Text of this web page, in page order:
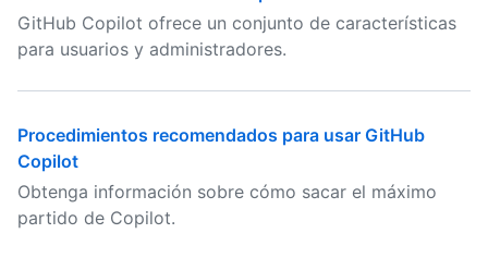
GitHub Copilot ofrece un conjunto de características
para usuarios y administradores.
Procedimientos recomendados para usar GitHub
Copilot
Obtenga información sobre cómo sacar el máximo
partido de Copilot.